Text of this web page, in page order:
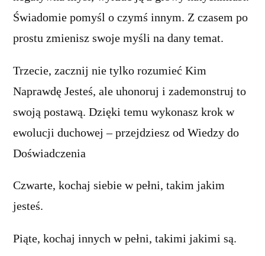
Świadomie pomyśl o czymś innym. Z czasem po
prostu zmienisz swoje myśli na dany temat.
Trzecie, zacznij nie tylko rozumieć Kim
Naprawdę Jesteś, ale uhonoruj i zademonstruj to
swoją postawą. Dzięki temu wykonasz krok w
ewolucji duchowej – przejdziesz od Wiedzy do
Doświadczenia
Czwarte, kochaj siebie w pełni, takim jakim
jesteś.
Piąte, kochaj innych w pełni, takimi jakimi są.